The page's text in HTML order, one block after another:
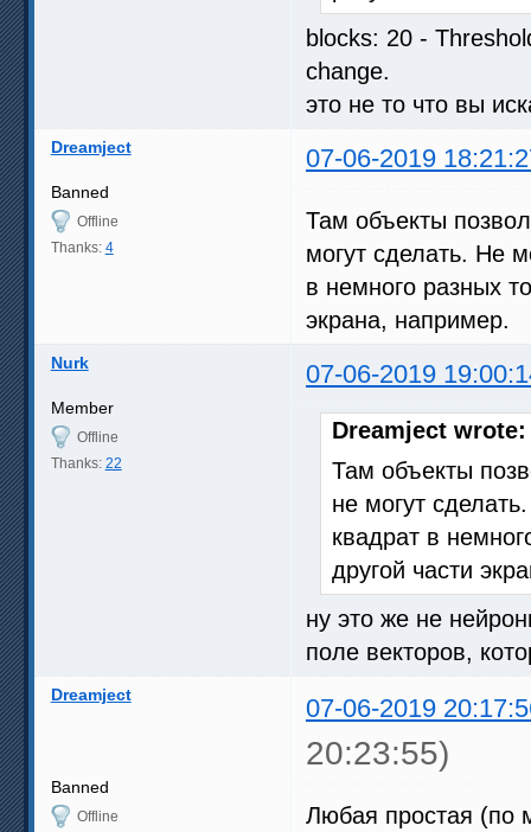
blocks: 20 -
change.
это не то что вы
Dreamject 07-06-2019
Banned
Offline
Thanks: 4
Там объекты
могут сделать. Не
в немного разных
экрана, например.
Nurk 07-06-2019
Member
Offline
Thanks: 22
Dreamject wrote:
Там объекты
не могут
квадрат в
другой части
ну это же не
поле векторов,
Dreamject 07-06-2019
20:23:55)
Banned
Offline
Любая простая (по